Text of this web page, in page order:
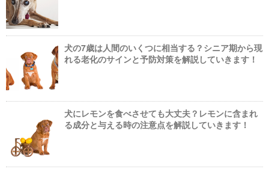
犬の7歳は人間のいくつに相当する？シニア期から現
れる老化のサインと予防対策を解説していきます！
犬にレモンを食べさせても大丈夫？レモンに含まれ
る成分と与える時の注意点を解説していきます！